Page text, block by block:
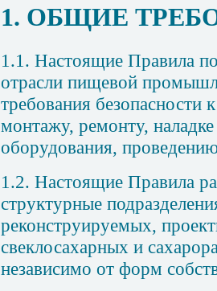
1. ОБЩИЕ
1.1. Настоящие Правила
отрасли пищевой
требования безопасности
монтажу, ремонту, наладке
оборудования,
1.2. Настоящие Правила
структурные
реконструируемых,
свеклосахарных и
независимо от форм